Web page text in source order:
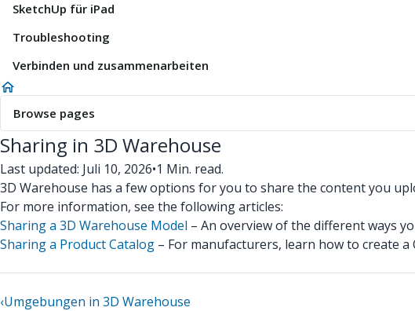
SketchUp für iPad
Troubleshooting
Verbinden und zusammenarbeiten
Browse pages
Sharing in 3D Warehouse
Last updated: Juli 10, 2026•1 Min. read.
3D Warehouse has a few options for you to share the content you
For more information, see the following articles:
Sharing a 3D Warehouse Model – An overview of the different ways
Sharing a Product Catalog – For manufacturers, learn how to create
‹Umgebungen in 3D Warehouse